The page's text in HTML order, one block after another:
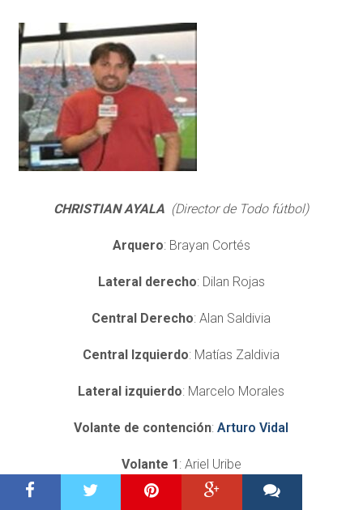
CHRISTIAN AYALA (Director de Todo fútbol)
Arquero: Brayan Cortés
Lateral derecho: Dilan Rojas
Central Derecho: Alan Saldivia
Central Izquierdo: Matías Zaldivia
Lateral izquierdo: Marcelo Morales
Volante de contención:Arturo Vidal
Volante 1: Ariel Uribe
Volante 2 : Carlos Palacios